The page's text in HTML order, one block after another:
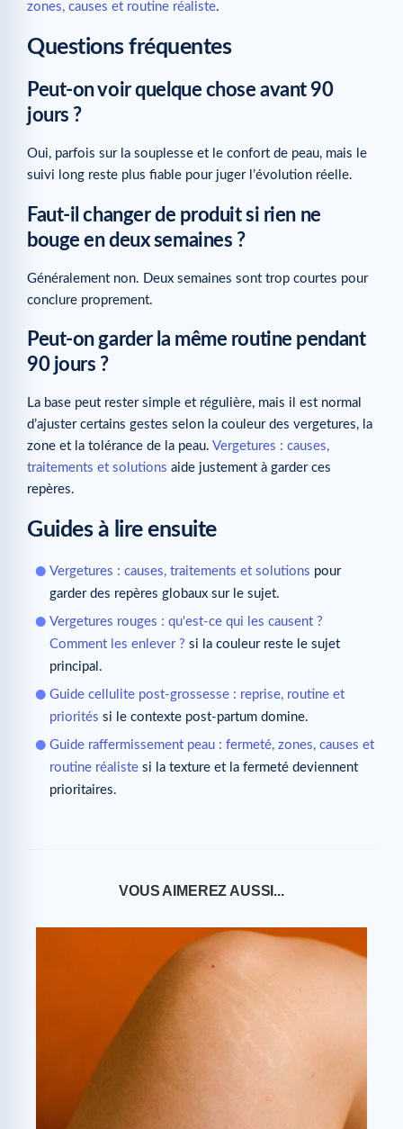
zones, causes et routine réaliste.
Questions fréquentes
Peut-on voir quelque chose avant 90
jours ?
Oui, parfois sur la souplesse et le confort de peau, mais le
suivi long reste plus fiable pour juger l’évolution réelle.
Faut-il changer de produit si rien ne
bouge en deux semaines ?
Généralement non. Deux semaines sont trop courtes pour
conclure proprement.
Peut-on garder la même routine pendant
90 jours ?
La base peut rester simple et régulière, mais il est normal
d’ajuster certains gestes selon la couleur des vergetures, la
zone et la tolérance de la peau. Vergetures : causes,
traitements et solutions aide justement à garder ces
repères.
Guides à lire ensuite
Vergetures : causes, traitements et solutions pour
garder des repères globaux sur le sujet.
Vergetures rouges : qu'est-ce qui les causent ?
Comment les enlever ? si la couleur reste le sujet
principal.
Guide cellulite post-grossesse : reprise, routine et
priorités si le contexte post-partum domine.
Guide raffermissement peau : fermeté, zones, causes et
routine réaliste si la texture et la fermeté deviennent
prioritaires.
VOUS AIMEREZ AUSSI...